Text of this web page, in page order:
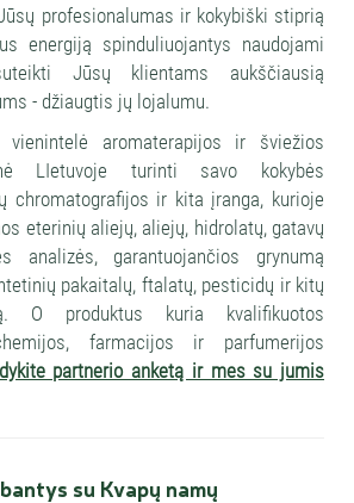
profesionalumas ir kokybiški stiprią
energiją spinduliuojantys naudojami
Jūsų klientams aukščiausią
- džiaugtis jų lojalumu.
aromaterapijos ir šviežios
LIetuvoje turinti savo kokybės
chromatografijos ir kita įranga, kurioje
eterinių aliejų, aliejų, hidrolatų, gatavų
analizės, garantuojančios grynumą
pakaitalų, ftalatų, pesticidų ir kitų
O produktus kuria kvalifikuotos
farmacijos ir parfumerijos
partnerio anketą ir mes su jumis
su Kvapų namų